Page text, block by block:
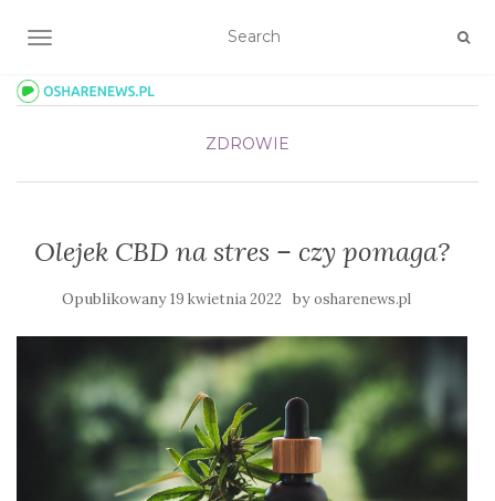
TOGGLE NAVIGATION
ZDROWIE
Olejek CBD na stres – czy pomaga?
Opublikowany19 kwietnia 2022 byosharenews.pl